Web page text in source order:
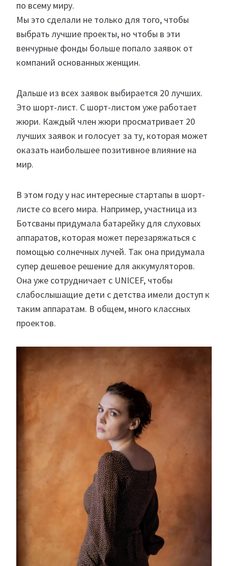
по всему миру.
Мы это сделали не только для того, чтобы
выбрать лучшие проекты, но чтобы в эти
венчурные фонды больше попало заявок от
компаний основанных женщин.
Дальше из всех заявок выбирается 20 лучших.
Это шорт-лист. С шорт-листом уже работает
жюри. Каждый член жюри просматривает 20
лучших заявок и голосует за ту, которая может
оказать наибольшее позитивное влияние на
мир.
В этом году у нас интересные стартапы в шорт-
листе со всего мира. Например, участница из
Ботсваны придумала батарейку для слуховых
аппаратов, которая может перезаряжаться с
помощью солнечных лучей. Так она придумала
супер дешевое решение для аккумуляторов.
Она уже сотрудничает с UNICEF, чтобы
слабослышащие дети с детства имели доступ к
таким аппаратам. В общем, много классных
проектов.